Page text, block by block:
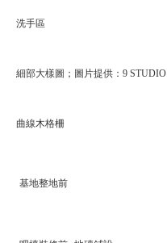
洗手區
細部大樣圖；圖片提供：9 STUDIO
曲線木格柵
基地整地前